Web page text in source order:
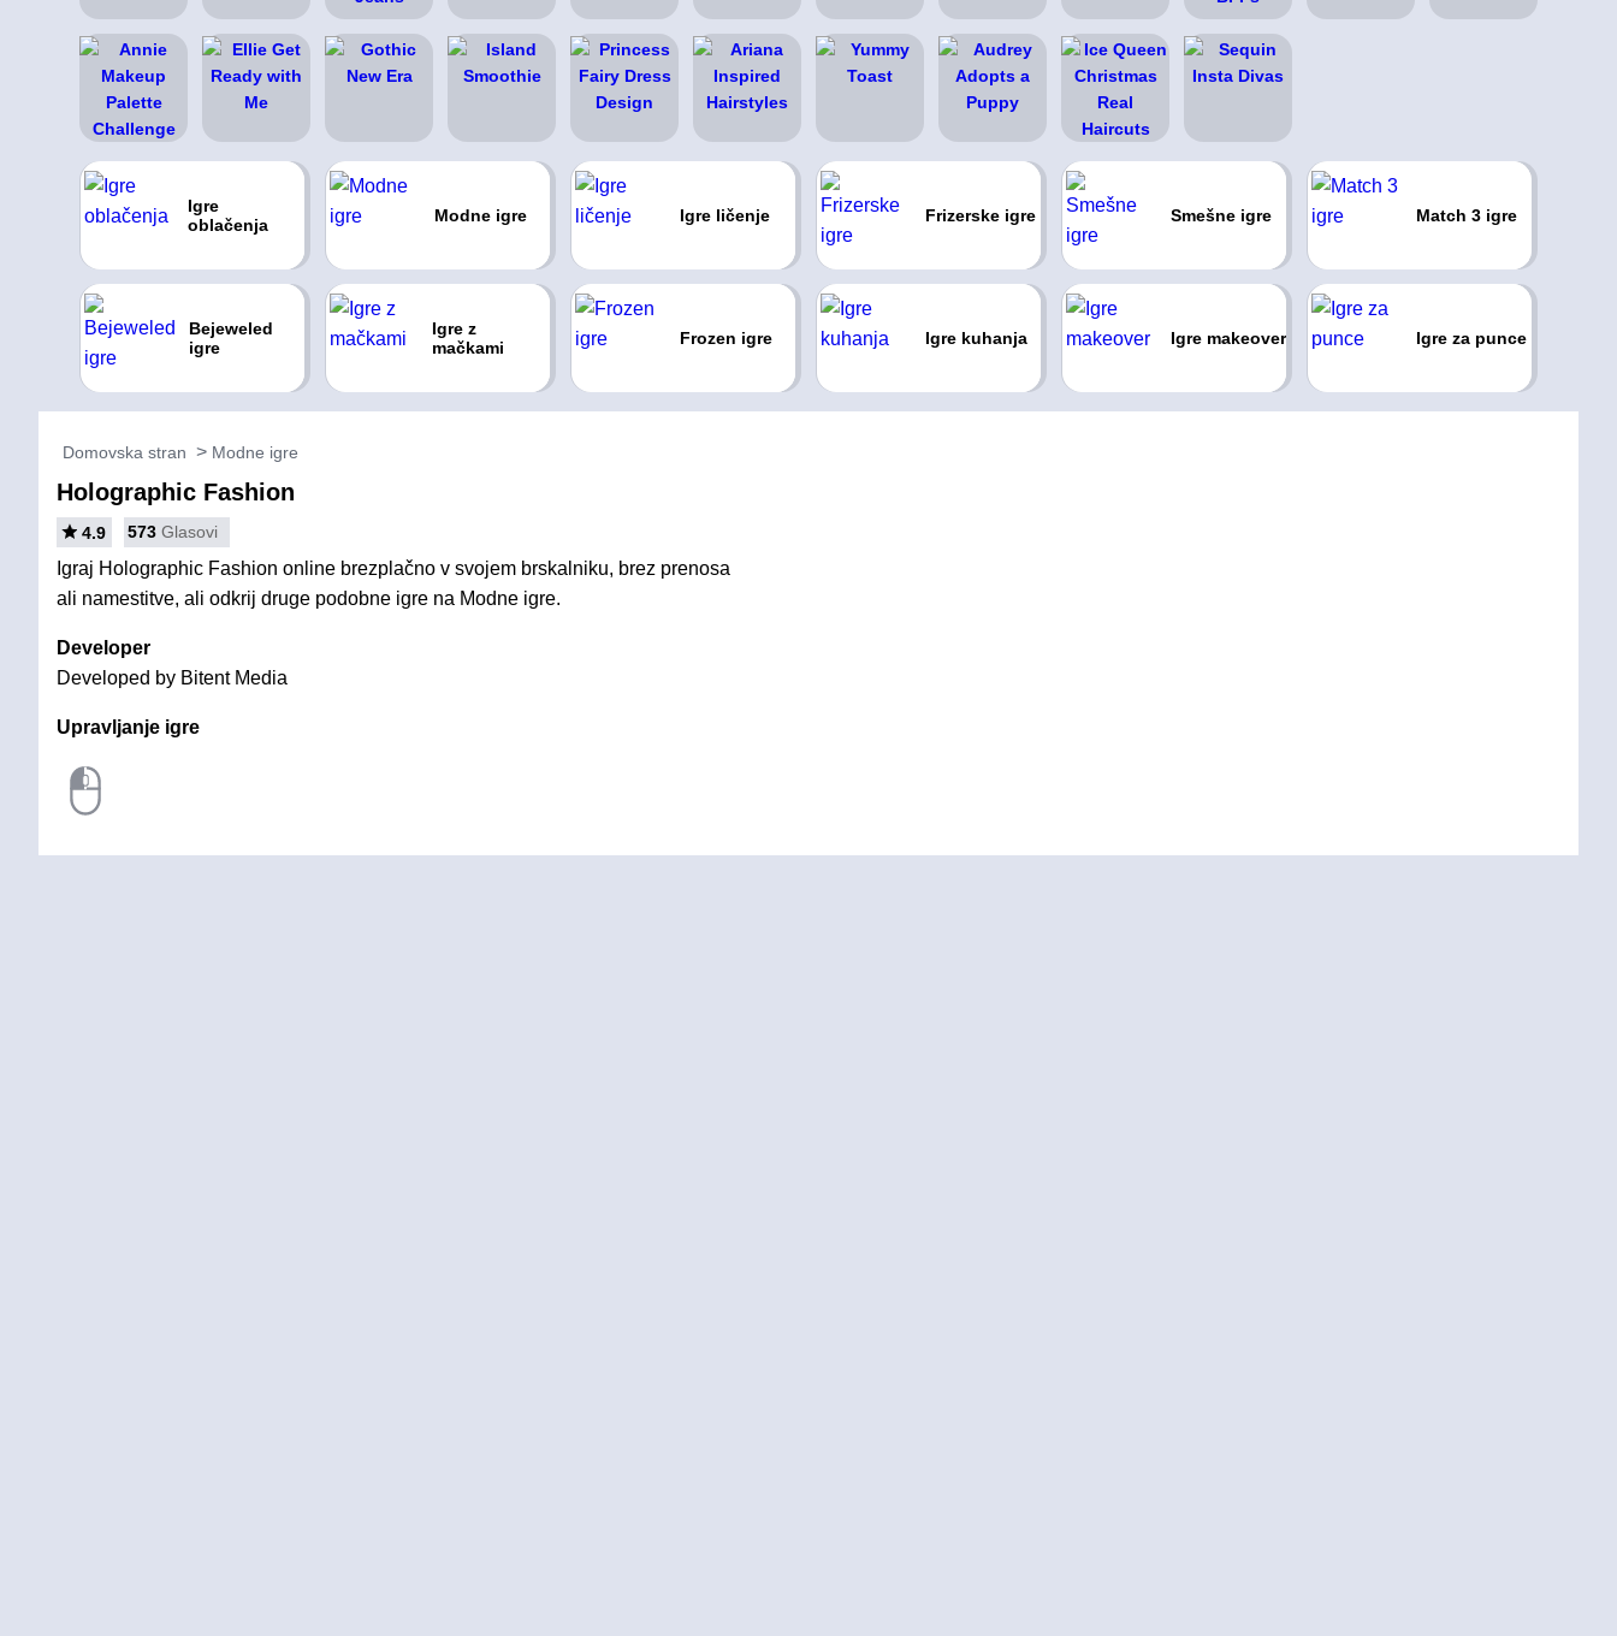
Igre
oblačenja
Modne igre Igre ličenje Frizerske igre Smešne igre Match 3 igre
Bejeweled
igre
Igre z
mačkami
Frozen igre Igre kuhanja Igre makeover Igre za punce
Domovska stran Modne igre
Holographic Fashion
4.9 573 Glasovi
Igraj Holographic Fashion online brezplačno v svojem brskalniku, brez prenosa
ali namestitve, ali odkrij druge podobne igre na Modne igre.
Developer
Developed by Bitent Media
Upravljanje igre